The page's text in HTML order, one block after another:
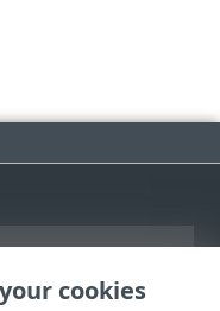
cookies